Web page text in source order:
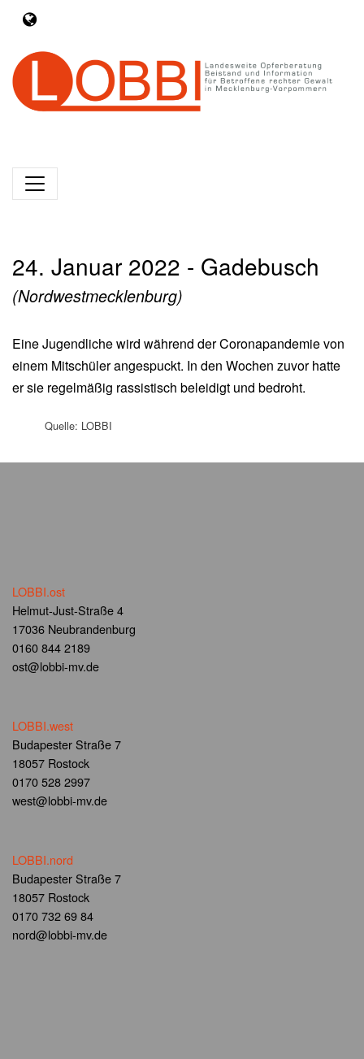
24. Januar 2022 - Gadebusch
(Nordwestmecklenburg)
Eine Jugendliche wird während der Coronapandemie von
einem Mitschüler angespuckt. In den Wochen zuvor hatte
er sie regelmäßig rassistisch beleidigt und bedroht.
Quelle: LOBBI
LOBBI.ost
Helmut-Just-Straße 4
17036 Neubrandenburg
0160 844 2189
ost@lobbi-mv.de
LOBBI.west
Budapester Straße 7
18057 Rostock
0170 528 2997
west@lobbi-mv.de
LOBBI.nord
Budapester Straße 7
18057 Rostock
0170 732 69 84
nord@lobbi-mv.de